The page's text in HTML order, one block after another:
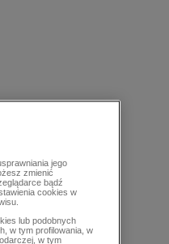
jego
zmienić
bądź
cookies w
lub podobnych
w tym profilowania, w
w tym